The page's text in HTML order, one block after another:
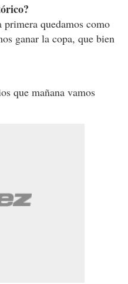
primera quedamos como
ganar la copa, que bien
que mañana vamos